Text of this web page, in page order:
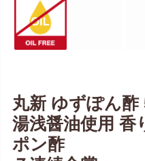
丸新 ゆずぽん酢
湯浅醤油使用 香
ポン酢